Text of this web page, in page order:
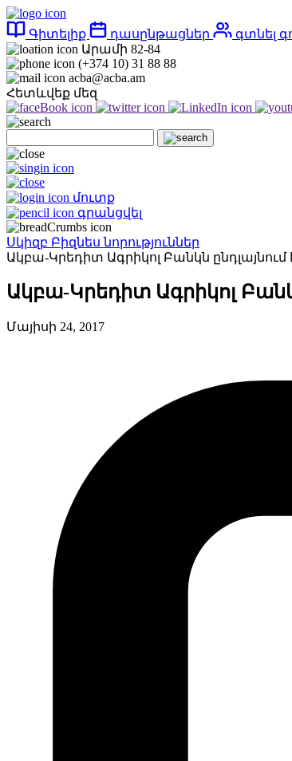
Գիտելիք դասընթացներ գտնել
Արամի 82-84
(+374 10) 31 88 88
acba@acba.am
Հետևվեք մեզ
մուտք
գրանցվել
Սկիզբ Բիզնես նորություններ
Ակբա-Կրեդիտ Ագրիկոլ Բանկն
Ակբա-Կրեդիտ Ագրիկոլ
Մայիսի 24, 2017